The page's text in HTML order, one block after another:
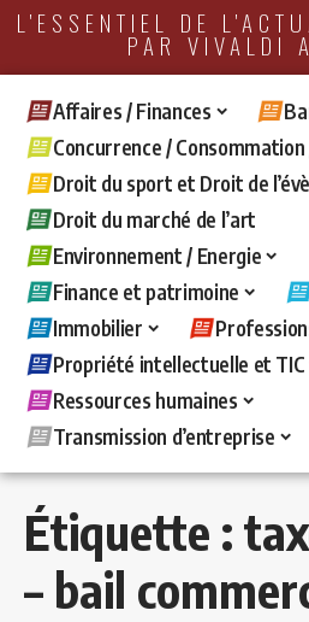
L'ESSENTIEL DE
PAR VIVALDI
Affaires / Finances
Concurrence /
Droit du sport et Droit de
Droit du marché de l’art
Environnement / Energie
Finance et patrimoine
Immobilier
Propriété intellectuelle et TIC
Ressources humaines
Transmission d’entreprise
Étiquette :
– bail